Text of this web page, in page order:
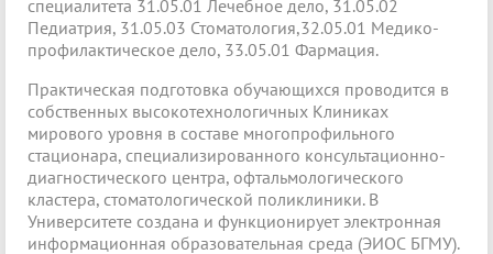
специалитета 31.05.01 Лечебное дело, 31.05.02
Педиатрия, 31.05.03 Стоматология,32.05.01 Медико-
профилактическое дело, 33.05.01 Фармация.
Практическая подготовка обучающихся проводится в
собственных высокотехнологичных Клиниках
мирового уровня в составе многопрофильного
стационара, специализированного консультационно-
диагностического центра, офтальмологического
кластера, стоматологической поликлиники. В
Университете создана и функционирует электронная
информационная образовательная среда (ЭИОС БГМУ).